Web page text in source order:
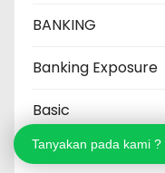
BANKING
Banking Exposure
Basic
Baterai
Tanyakan pada kami ?